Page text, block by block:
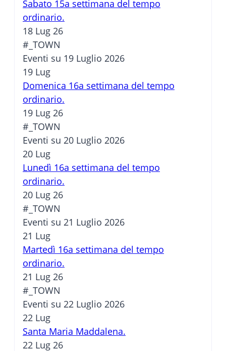
Sabato 15a settimana del tempo
ordinario.
18 Lug 26
#_TOWN
Eventi su 19 Luglio 2026
19 Lug
Domenica 16a settimana del tempo
ordinario.
19 Lug 26
#_TOWN
Eventi su 20 Luglio 2026
20 Lug
Lunedì 16a settimana del tempo
ordinario.
20 Lug 26
#_TOWN
Eventi su 21 Luglio 2026
21 Lug
Martedì 16a settimana del tempo
ordinario.
21 Lug 26
#_TOWN
Eventi su 22 Luglio 2026
22 Lug
Santa Maria Maddalena.
22 Lug 26